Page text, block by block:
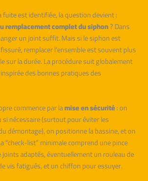
fuite est identifiée, la question devient :
remplacement complet du siphon? Dans
un joint suffit. Mais si le siphon est
remplacer l’ensemble est souvent plus
sur la durée. La procédure suit globalement
des bonnes pratiques des
commence par lamise en sécurité: on
si nécessaire (surtout pour éviter les
démontage), on positionne la bassine, et on
“check-list” minimale comprend une pince
adaptés, éventuellement un rouleau de
vis fatigués, et un chiffon pour essuyer.